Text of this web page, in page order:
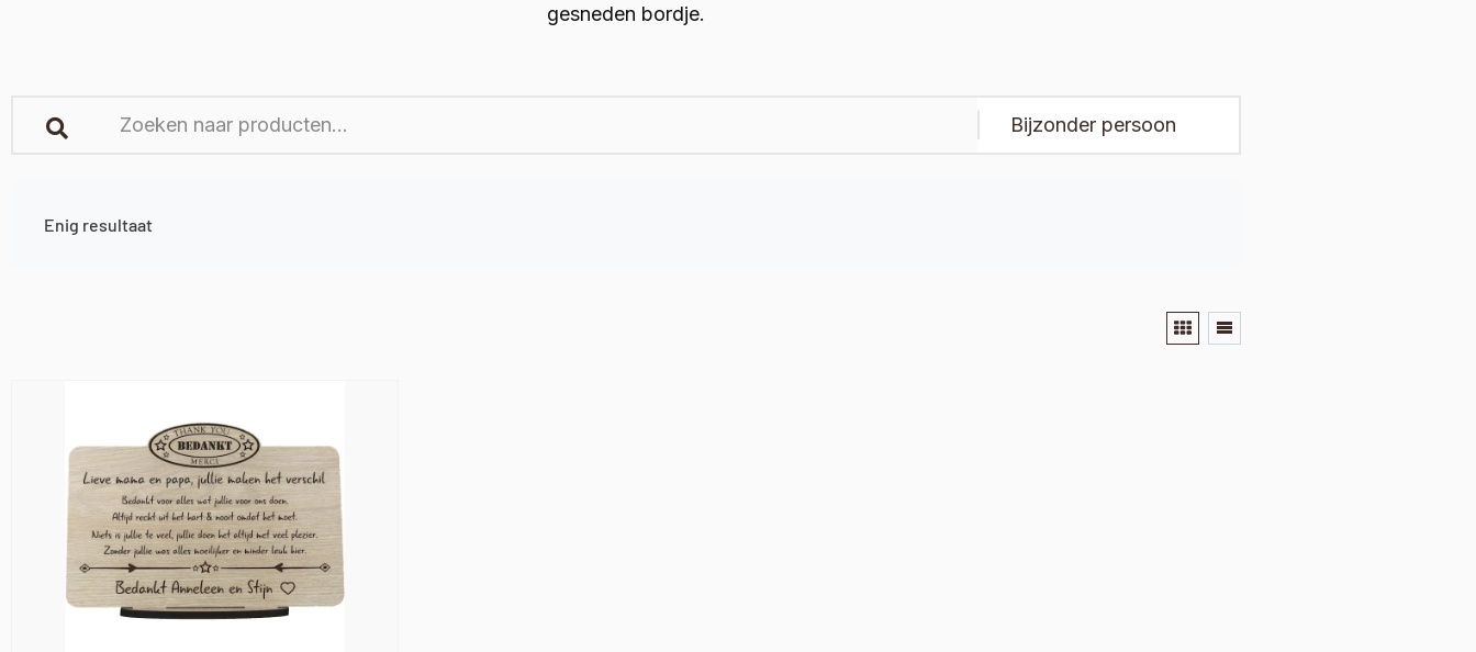
gesneden bordje.
Enig resultaat